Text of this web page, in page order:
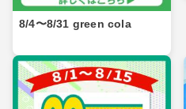
8/4〜8/31 green cola